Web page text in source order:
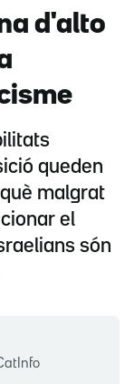
d'alto
queden
malgrat
el
són